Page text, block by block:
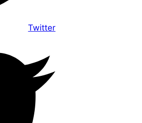
Twitter